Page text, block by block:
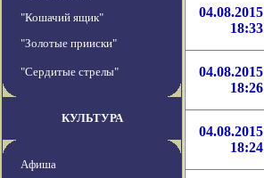
"Кошачий ящик"
"Золотые прииски"
"Сердитые стрелы"
КУЛЬТУРА
Афиша
04.08.2015
18:33
04.08.2015
18:26
04.08.2015
18:24